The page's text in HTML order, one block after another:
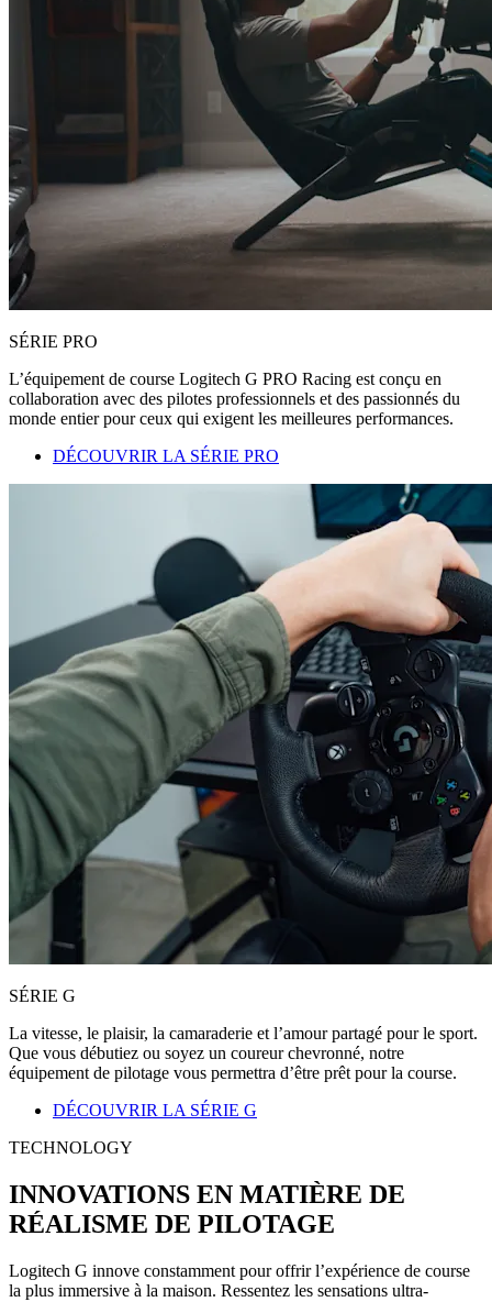
SÉRIE PRO
L’équipement de course Logitech G PRO Racing est conçu en
collaboration avec des pilotes professionnels et des passionnés du
monde entier pour ceux qui exigent les meilleures performances.
DÉCOUVRIR LA SÉRIE PRO
SÉRIE G
La vitesse, le plaisir, la camaraderie et l’amour partagé pour le sport.
Que vous débutiez ou soyez un coureur chevronné, notre
équipement de pilotage vous permettra d’être prêt pour la course.
DÉCOUVRIR LA SÉRIE G
TECHNOLOGY
INNOVATIONS EN MATIÈRE DE
RÉALISME DE PILOTAGE
Logitech G innove constamment pour offrir l’expérience de course
la plus immersive à la maison. Ressentez les sensations ultra-